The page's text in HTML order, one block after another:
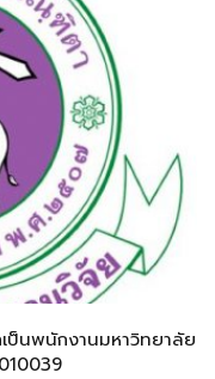
ป็นพนักงานมหาวิทยาลัย